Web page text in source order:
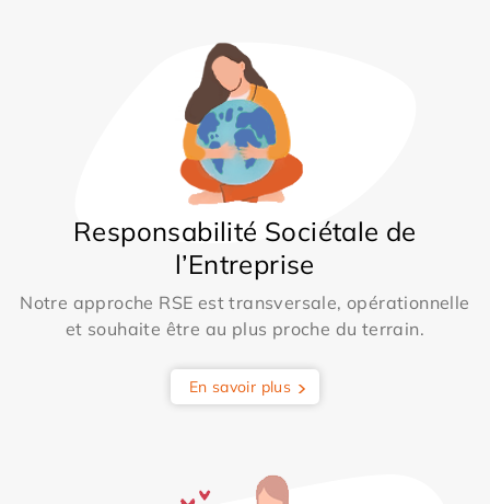
Responsabilité Sociétale de
l’Entreprise
Notre approche RSE est transversale, opérationnelle
et souhaite être au plus proche du terrain.
En savoir plus